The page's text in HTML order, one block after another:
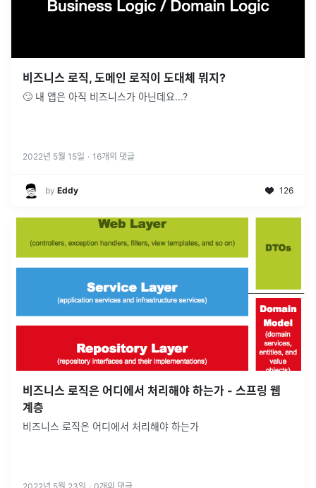
비즈니스 로직, 도메인 로직이 도대체 뭐지?
🙄 내 앱은 아직 비즈니스가 아닌데요...?
2022년 5월 15일 · 16개의 댓글
by Eddy 126
비즈니스 로직은 어디에서 처리해야 하는가 - 스프링 웹
계층
비즈니스 로직은 어디에서 처리해야 하는가